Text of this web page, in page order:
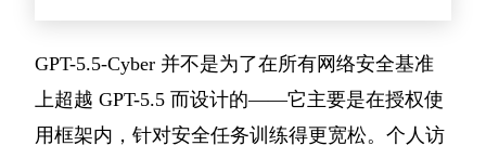
GPT-5.5-Cyber 并不是为了在所有网络安全基准
上超越 GPT-5.5 而设计的——它主要是在授权使
用框架内，针对安全任务训练得更宽松。个人访